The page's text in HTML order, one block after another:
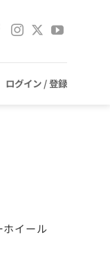
ログイン / 登録
イール